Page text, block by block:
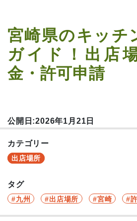
宮崎県のキッチ
ガイド！出店
金・許可申請
公開日:2026年1月21日
カテゴリー
出店場所
タグ
九州 出店場所 宮崎